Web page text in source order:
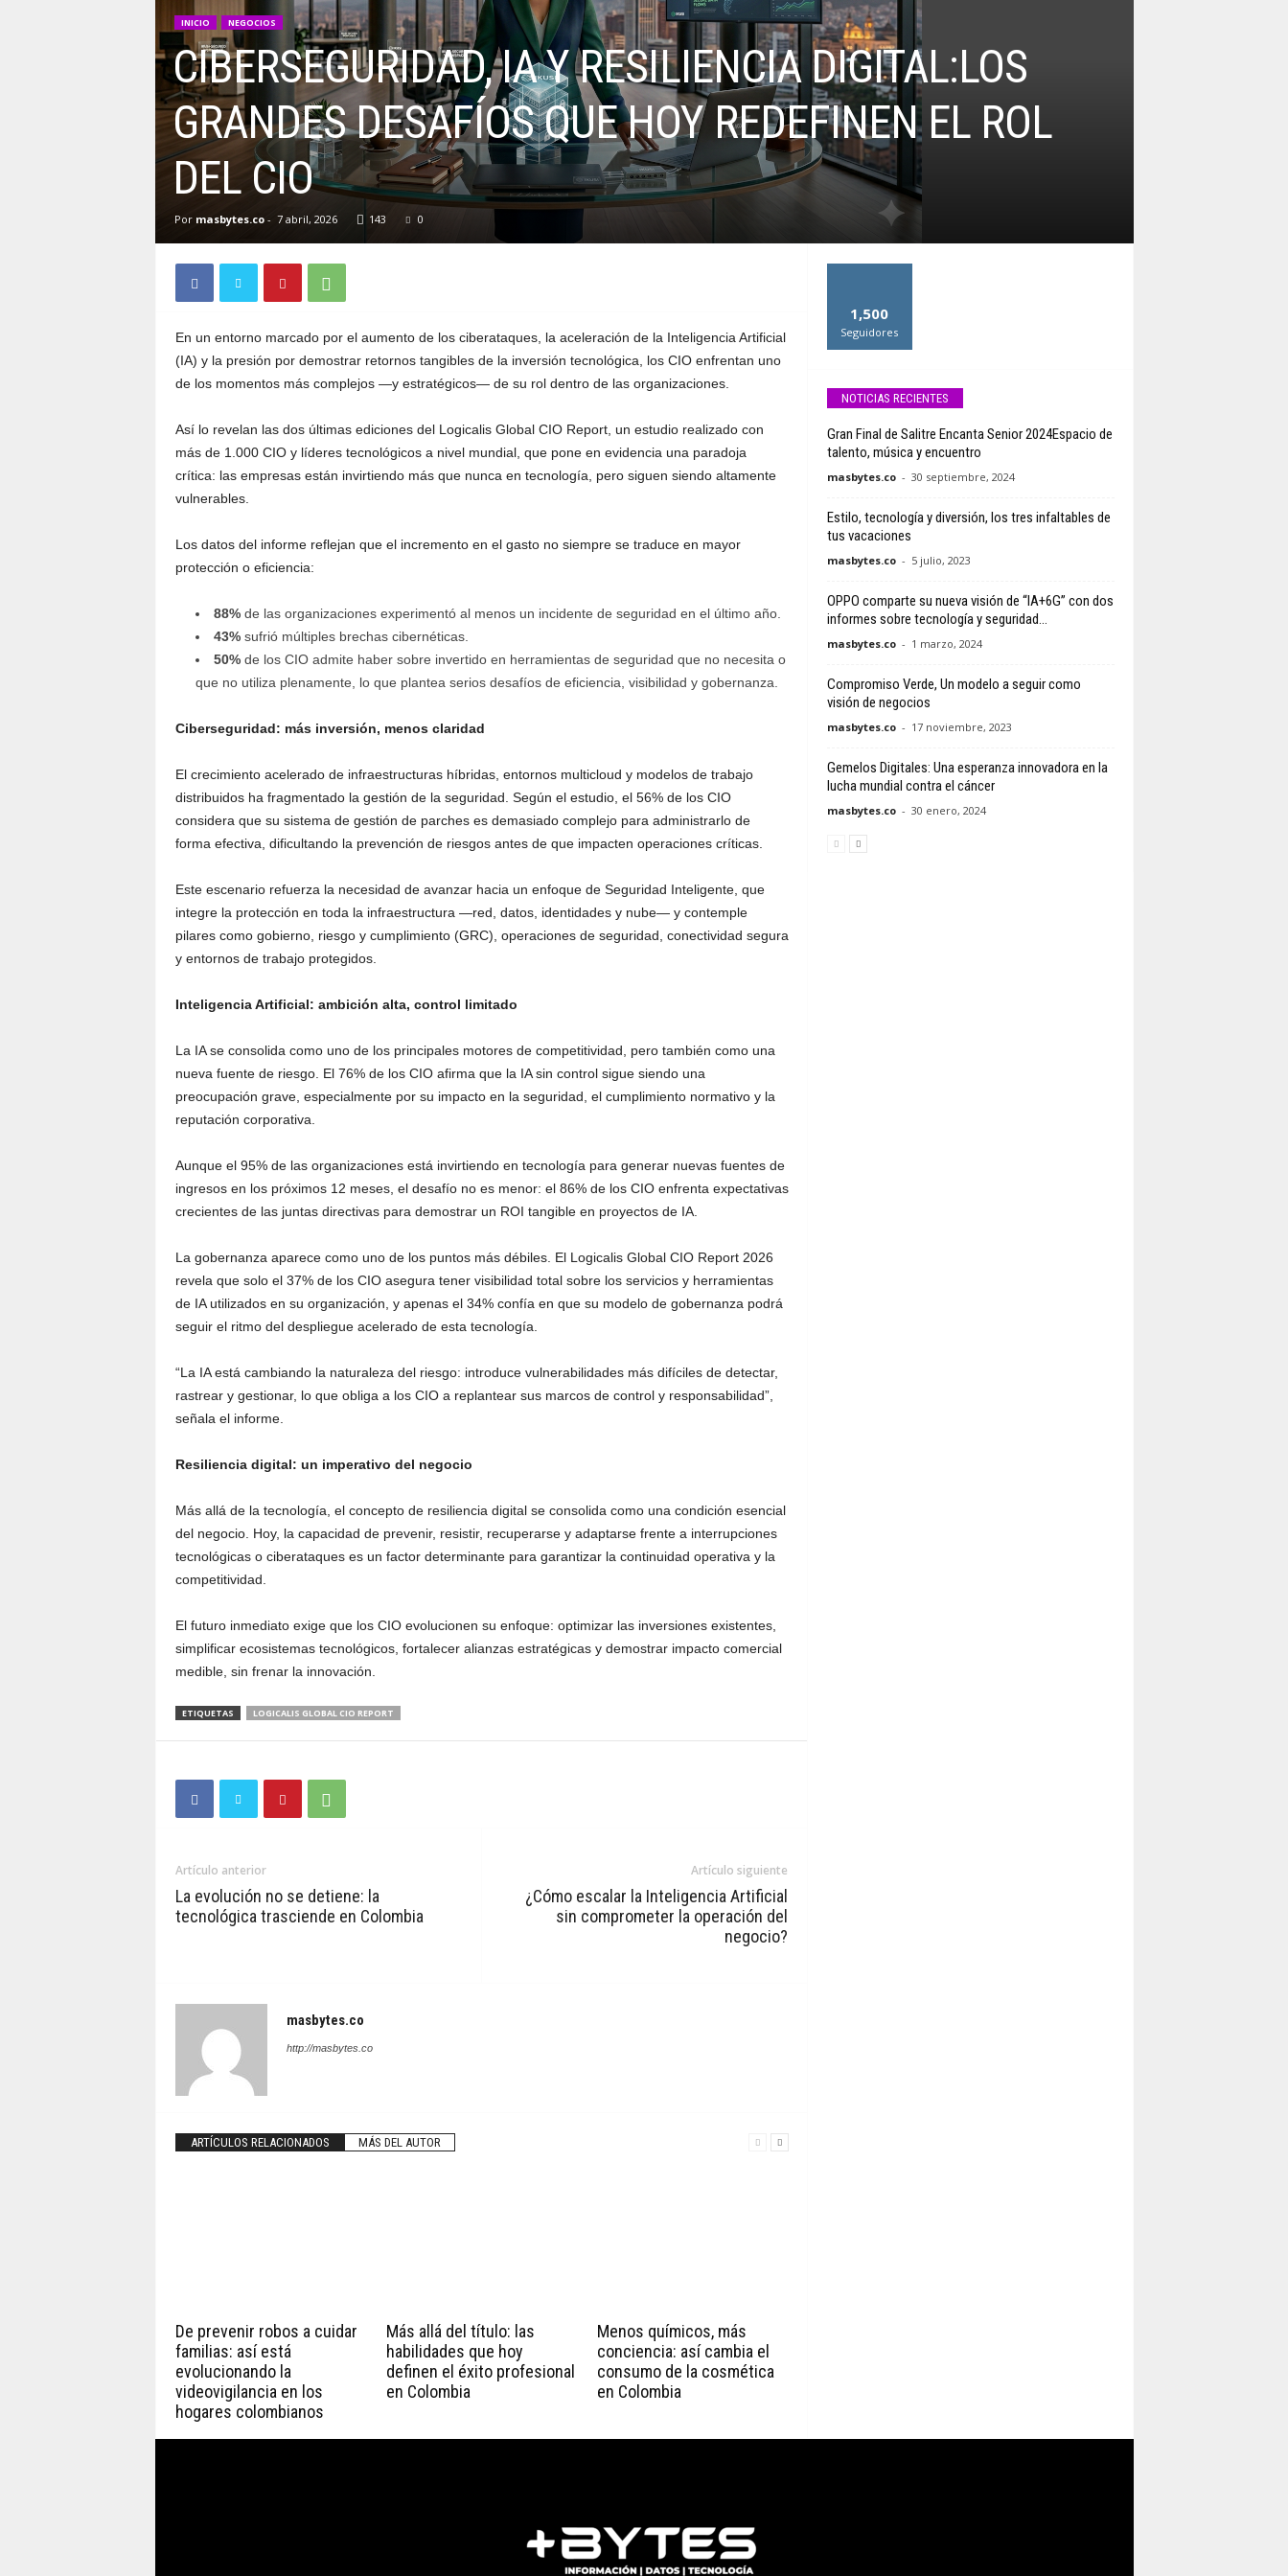
INICIO NEGOCIOS
CIBERSEGURIDAD, IA Y RESILIENCIA DIGITAL:LOS
GRANDES DESAFÍOS QUE HOY REDEFINEN EL ROL
DEL CIO
Por masbytes.co- 7 abril, 2026 143 0
En un entorno marcado por el aumento de los ciberataques, la aceleración de la Inteligencia Artificial
(IA) y la presión por demostrar retornos tangibles de la inversión tecnológica, los CIO enfrentan uno
de los momentos más complejos —y estratégicos— de su rol dentro de las organizaciones.
Así lo revelan las dos últimas ediciones del Logicalis Global CIO Report, un estudio realizado con
más de 1.000 CIO y líderes tecnológicos a nivel mundial, que pone en evidencia una paradoja
crítica: las empresas están invirtiendo más que nunca en tecnología, pero siguen siendo altamente
vulnerables.
Los datos del informe reflejan que el incremento en el gasto no siempre se traduce en mayor
protección o eficiencia:
88%de las organizaciones experimentó al menos un incidente de seguridad en el último año.
43%sufrió múltiples brechas cibernéticas.
50%de los CIO admite haber sobre invertido en herramientas de seguridad que no necesita o
que no utiliza plenamente, lo que plantea serios desafíos de eficiencia, visibilidad y gobernanza.
Ciberseguridad: más inversión, menos claridad
El crecimiento acelerado de infraestructuras híbridas, entornos multicloud y modelos de trabajo
distribuidos ha fragmentado la gestión de la seguridad. Según el estudio, el 56% de los CIO
considera que su sistema de gestión de parches es demasiado complejo para administrarlo de
forma efectiva, dificultando la prevención de riesgos antes de que impacten operaciones críticas.
Este escenario refuerza la necesidad de avanzar hacia un enfoque de Seguridad Inteligente, que
integre la protección en toda la infraestructura —red, datos, identidades y nube— y contemple
pilares como gobierno, riesgo y cumplimiento (GRC), operaciones de seguridad, conectividad segura
y entornos de trabajo protegidos.
Inteligencia Artificial: ambición alta, control limitado
La IA se consolida como uno de los principales motores de competitividad, pero también como una
nueva fuente de riesgo. El 76% de los CIO afirma que la IA sin control sigue siendo una
preocupación grave, especialmente por su impacto en la seguridad, el cumplimiento normativo y la
reputación corporativa.
Aunque el 95% de las organizaciones está invirtiendo en tecnología para generar nuevas fuentes de
ingresos en los próximos 12 meses, el desafío no es menor: el 86% de los CIO enfrenta expectativas
crecientes de las juntas directivas para demostrar un ROI tangible en proyectos de IA.
La gobernanza aparece como uno de los puntos más débiles. El Logicalis Global CIO Report 2026
revela que solo el 37% de los CIO asegura tener visibilidad total sobre los servicios y herramientas
de IA utilizados en su organización, y apenas el 34% confía en que su modelo de gobernanza podrá
seguir el ritmo del despliegue acelerado de esta tecnología.
“La IA está cambiando la naturaleza del riesgo: introduce vulnerabilidades más difíciles de detectar,
rastrear y gestionar, lo que obliga a los CIO a replantear sus marcos de control y responsabilidad”,
señala el informe.
Resiliencia digital: un imperativo del negocio
Más allá de la tecnología, el concepto de resiliencia digital se consolida como una condición esencial
del negocio. Hoy, la capacidad de prevenir, resistir, recuperarse y adaptarse frente a interrupciones
tecnológicas o ciberataques es un factor determinante para garantizar la continuidad operativa y la
competitividad.
El futuro inmediato exige que los CIO evolucionen su enfoque: optimizar las inversiones existentes,
simplificar ecosistemas tecnológicos, fortalecer alianzas estratégicas y demostrar impacto comercial
medible, sin frenar la innovación.
ETIQUETAS LOGICALIS GLOBAL CIO REPORT
Artículo anterior
La evolución no se detiene: la
tecnológica trasciende en Colombia
Artículo siguiente
¿Cómo escalar la Inteligencia Artificial
sin comprometer la operación del
negocio?
masbytes.co
http://masbytes.co
ARTÍCULOS RELACIONADOS MÁS DEL AUTOR
De prevenir robos a cuidar
familias: así está
evolucionando la
videovigilancia en los
hogares colombianos
Más allá del título: las
habilidades que hoy
definen el éxito profesional
en Colombia
Menos químicos, más
conciencia: así cambia el
consumo de la cosmética
en Colombia
1,500
Seguidores
NOTICIAS RECIENTES
Gran Final de Salitre Encanta Senior 2024Espacio de
talento, música y encuentro
masbytes.co - 30 septiembre, 2024
Estilo, tecnología y diversión, los tres infaltables de
tus vacaciones
masbytes.co - 5 julio, 2023
OPPO comparte su nueva visión de “IA+6G” con dos
informes sobre tecnología y seguridad...
masbytes.co - 1 marzo, 2024
Compromiso Verde, Un modelo a seguir como
visión de negocios
masbytes.co - 17 noviembre, 2023
Gemelos Digitales: Una esperanza innovadora en la
lucha mundial contra el cáncer
masbytes.co - 30 enero, 2024